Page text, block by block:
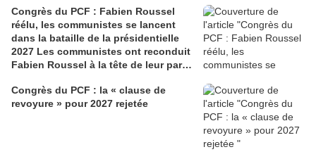
Congrès du PCF : Fabien Roussel
réélu, les communistes se lancent
dans la bataille de la présidentielle
2027 Les communistes ont reconduit
Fabien Roussel à la tête de leur parti,
Lille. Le secrétaire national, dont la
candidature devrait être officialisée le
Congrès du PCF : la « clause de
revoyure » pour 2027 rejetée